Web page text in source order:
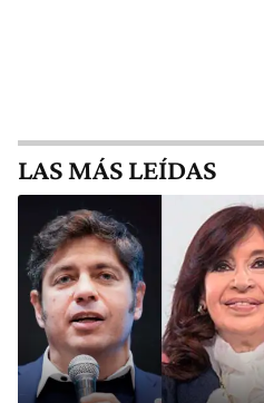
LAS MÁS LEÍDAS